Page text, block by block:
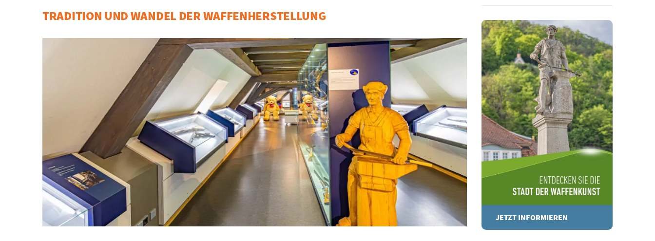
TRADITION UND WANDEL DER WAFFENHERSTELLUNG
JETZT INFORMIEREN